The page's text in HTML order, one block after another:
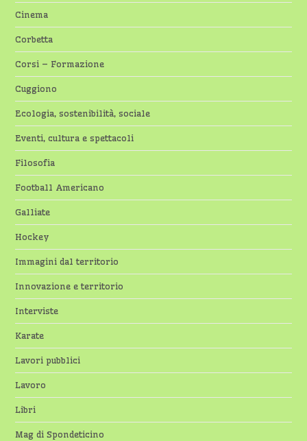
Cinema
Corbetta
Corsi – Formazione
Cuggiono
Ecologia, sostenibilità, sociale
Eventi, cultura e spettacoli
Filosofia
Football Americano
Galliate
Hockey
Immagini dal territorio
Innovazione e territorio
Interviste
Karate
Lavori pubblici
Lavoro
Libri
Mag di Spondeticino